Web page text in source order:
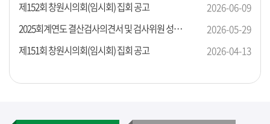
제152회 창원시의회(임시회) 집회 공고
2026-06-09
2025회계연도 결산검사의견서 및 검사위원 성명 공고
2026-05-29
제151회 창원시의회(임시회) 집회 공고
2026-04-13